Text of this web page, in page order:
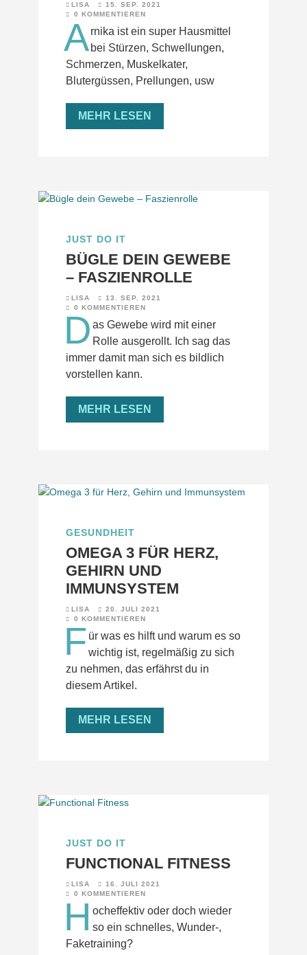
LISA
15. SEP. 2021
0 KOMMENTIEREN
Arnika ist ein super Hausmittel
bei Stürzen, Schwellungen,
Schmerzen, Muskelkater,
Blutergüssen, Prellungen, usw
MEHR LESEN
JUST DO IT
BÜGLE DEIN GEWEBE
– FASZIENROLLE
LISA
13. SEP. 2021
0 KOMMENTIEREN
D as Gewebe wird mit einer
Rolle ausgerollt. Ich sag das
immer damit man sich es bildlich
vorstellen kann.
MEHR LESEN
GESUNDHEIT
OMEGA 3 FÜR HERZ,
GEHIRN UND
IMMUNSYSTEM
LISA
20. JULI 2021
0 KOMMENTIEREN
F ür was es hilft und warum es so
wichtig ist, regelmäßig zu sich
zu nehmen, das erfährst du in
diesem Artikel.
MEHR LESEN
JUST DO IT
FUNCTIONAL FITNESS
LISA
16. JULI 2021
0 KOMMENTIEREN
H ocheffektiv oder doch wieder
so ein schnelles, Wunder-,
Faketraining?